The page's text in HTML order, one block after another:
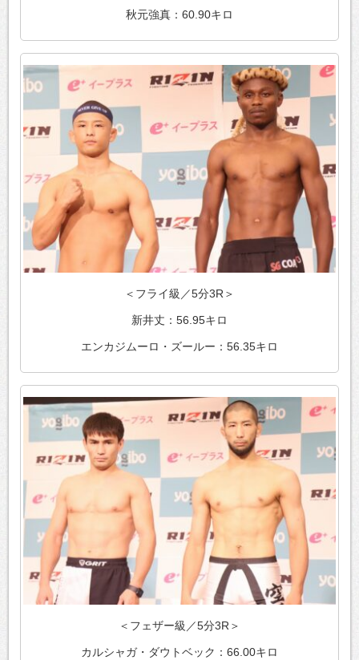
秋元強真：60.90キロ
＜フライ級／5分3R＞
新井丈：56.95キロ
エンカジムーロ・ズールー：56.35キロ
＜フェザー級／5分3R＞
カルシャガ・ダウトベック：66.00キロ